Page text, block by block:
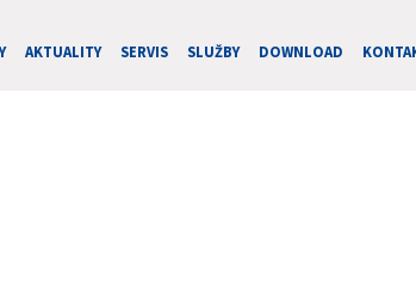
AKTUALITY SERVIS SLUŽBY DOWNLOAD